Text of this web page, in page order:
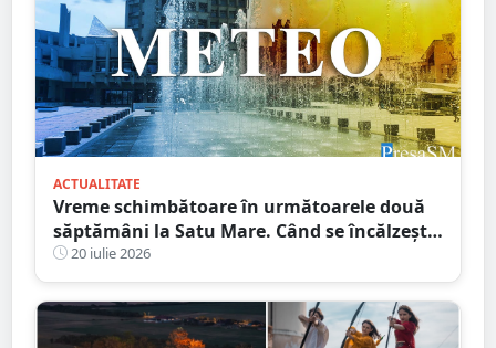
ACTUALITATE
Vreme schimbătoare în următoarele două
săptămâni la Satu Mare. Când se încălzește,
din nou, vremea
20 iulie 2026